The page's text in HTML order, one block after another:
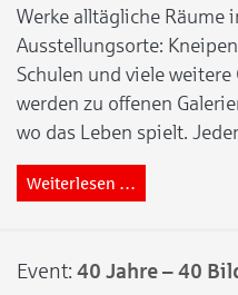
Werke alltägliche Räume
Ausstellungsorte:
Schulen und viele
werden zu offenen
wo das Leben spielt.
Weiterlesen …
Event: 40 Jahre – 40